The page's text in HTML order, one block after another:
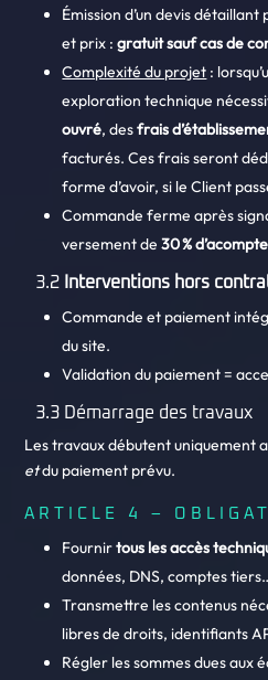
Émission d’un devis
et prix :gratuit sauf cas de
Complexité du projet :
exploration technique
ouvré, desfrais
facturés. Ces frais seront
forme d’avoir, si le Client
Commande ferme après
versement de30 % d’acompte
3.2 Interventions hors
Commande et paiement
du site.
Validation du paiement =
3.3 Démarrage des travaux
Les travaux débutent uniquement
etdu paiement prévu.
ARTICLE 4 –
Fournirtous les accès
données, DNS, comptes
Transmettre les contenus
libres de droits, identifiants
Régler les sommes dues aux